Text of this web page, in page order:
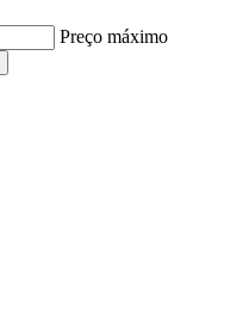
Preço máximo